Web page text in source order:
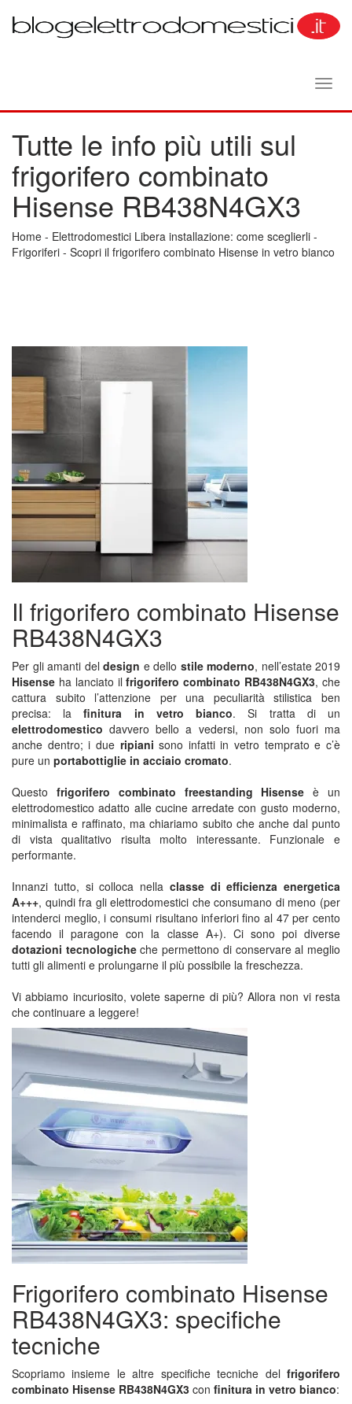
Tutte le info più utili sul
frigorifero combinato
Hisense RB438N4GX3
Home - Elettrodomestici Libera installazione: come sceglierli -
Frigoriferi - Scopri il frigorifero combinato Hisense in vetro bianco
Il frigorifero combinato Hisense
RB438N4GX3
Per gli amanti del design e dello stile moderno, nell’estate 2019
Hisense ha lanciato ilfrigorifero combinato RB438N4GX3, che
cattura subito l’attenzione per una peculiarità stilistica ben
precisa: lafinitura in vetro bianco. Si tratta di un
elettrodomestico davvero bello a vedersi, non solo fuori ma
anche dentro; i due ripiani sono infatti in vetro temprato e c’è
pure un portabottiglie in acciaio cromato.
Questo frigorifero combinato freestanding Hisense è un
elettrodomestico adatto alle cucine arredate con gusto moderno,
minimalista e raffinato, ma chiariamo subito che anche dal punto
di vista qualitativo risulta molto interessante. Funzionale e
performante.
Innanzi tutto, si colloca nella classe di efficienza energetica
A+++, quindi fra gli elettrodomestici che consumano di meno (per
intenderci meglio, i consumi risultano inferiori fino al 47 per cento
facendo il paragone con la classe A+). Ci sono poi diverse
dotazioni tecnologicheche permettono di conservare al meglio
tutti gli alimenti e prolungarne il più possibile la freschezza.
Vi abbiamo incuriosito, volete saperne di più? Allora non vi resta
che continuare a leggere!
Frigorifero combinato Hisense
RB438N4GX3: specifiche
tecniche
Scopriamo insieme le altre specifiche tecniche del frigorifero
combinato Hisense RB438N4GX3 con finitura in vetro bianco: